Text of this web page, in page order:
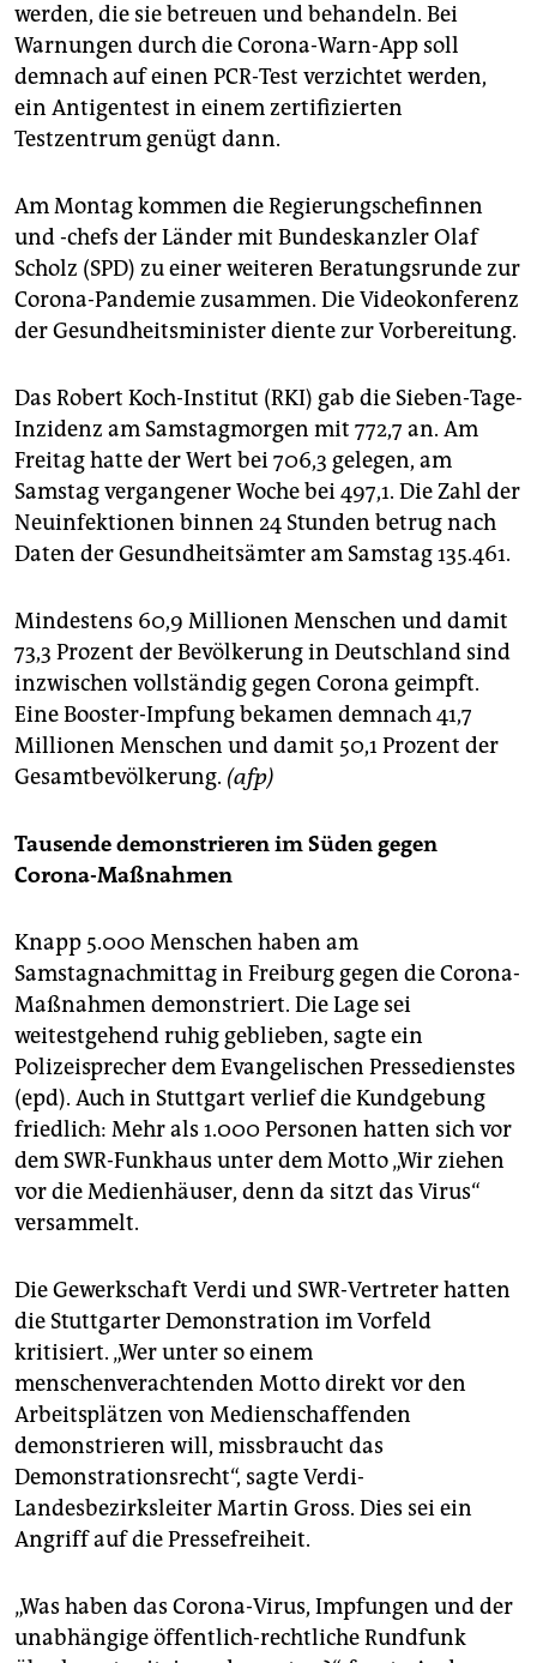
werden, die sie betreuen und behandeln. Bei
Warnungen durch die Corona-Warn-App soll
demnach auf einen PCR-Test verzichtet werden,
ein Antigentest in einem zertifizierten
Testzentrum genügt dann.
Am Montag kommen die Regierungschefinnen
und -chefs der Länder mit Bundeskanzler Olaf
Scholz (SPD) zu einer weiteren Beratungsrunde zur
Corona-Pandemie zusammen. Die Videokonferenz
der Gesundheitsminister diente zur Vorbereitung.
Das Robert Koch-Institut (RKI) gab die Sieben-Tage-
Inzidenz am Samstagmorgen mit 772,7 an. Am
Freitag hatte der Wert bei 706,3 gelegen, am
Samstag vergangener Woche bei 497,1. Die Zahl der
Neuinfektionen binnen 24 Stunden betrug nach
Daten der Gesundheitsämter am Samstag 135.461.
Mindestens 60,9 Millionen Menschen und damit
73,3 Prozent der Bevölkerung in Deutschland sind
inzwischen vollständig gegen Corona geimpft.
Eine Booster-Impfung bekamen demnach 41,7
Millionen Menschen und damit 50,1 Prozent der
Gesamtbevölkerung. (afp)
Tausende demonstrieren im Süden gegen
Corona-Maßnahmen
Knapp 5.000 Menschen haben am
Samstagnachmittag in Freiburg gegen die Corona-
Maßnahmen demonstriert. Die Lage sei
weitestgehend ruhig geblieben, sagte ein
Polizeisprecher dem Evangelischen Pressedienstes
(epd). Auch in Stuttgart verlief die Kundgebung
friedlich: Mehr als 1.000 Personen hatten sich vor
dem SWR-Funkhaus unter dem Motto „Wir ziehen
vor die Medienhäuser, denn da sitzt das Virus“
versammelt.
Die Gewerkschaft Verdi und SWR-Vertreter hatten
die Stuttgarter Demonstration im Vorfeld
kritisiert. „Wer unter so einem
menschenverachtenden Motto direkt vor den
Arbeitsplätzen von Medienschaffenden
demonstrieren will, missbraucht das
Demonstrationsrecht“, sagte Verdi-
Landesbezirksleiter Martin Gross. Dies sei ein
Angriff auf die Pressefreiheit.
„Was haben das Corona-Virus, Impfungen und der
unabhängige öffentlich-rechtliche Rundfunk